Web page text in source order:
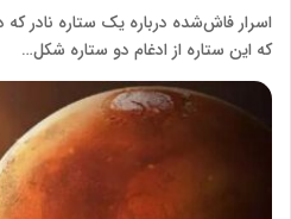
اسرار فاش‌شده درباره یک ستاره نادر
که این ستاره از ادغام دو ستاره شکل…